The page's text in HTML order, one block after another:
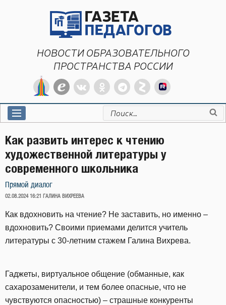
НОВОСТИ ОБРАЗОВАТЕЛЬНОГО
ПРОСТРАНСТВА РОССИИ
Искать:
Как развить интерес к чтению
художественной литературы у
современного школьника
Прямой диалог
ОПУБЛИКОВАНО
02.08.2024 16:21 ГАЛИНА ВИХРЕЕВА
Как вдохновить на чтение? Не заставить, но именно –
вдохновить? Своими приемами делится учитель
литературы с 30-летним стажем Галина Вихрева.
Гаджеты, виртуальное общение (обманные, как
сахарозаменители, и тем более опасные, что не
чувствуются опасностью) – страшные конкуренты